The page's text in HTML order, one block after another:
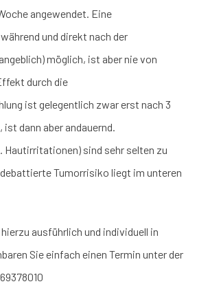
angewendet. Eine
und direkt nach der
möglich, ist aber nie von
durch die
ist gelegentlich zwar erst nach 3
ist dann aber andauernd.
Hautirritationen) sind sehr selten zu
Tumorrisiko liegt im unteren
ausführlich und individuell in
Sie einfach einen Termin unter der